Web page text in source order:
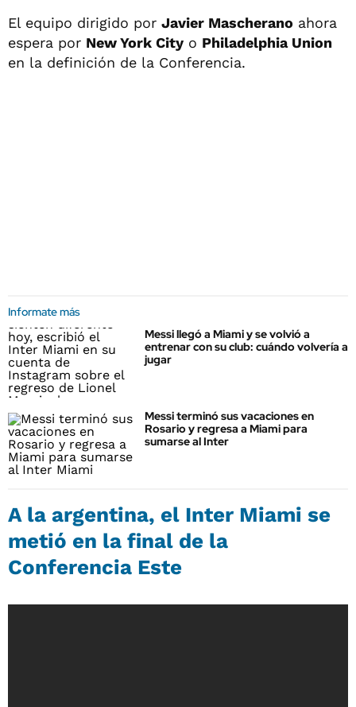
El equipo dirigido por Javier Mascherano ahora
espera por New York City o Philadelphia Union
en la definición de la Conferencia.
Informate más
Messi llegó a Miami y se volvió a
entrenar con su club: cuándo volvería a
jugar
Messi terminó sus vacaciones en
Rosario y regresa a Miami para
sumarse al Inter
A la argentina, el Inter Miami se
metió en la final de la
Conferencia Este